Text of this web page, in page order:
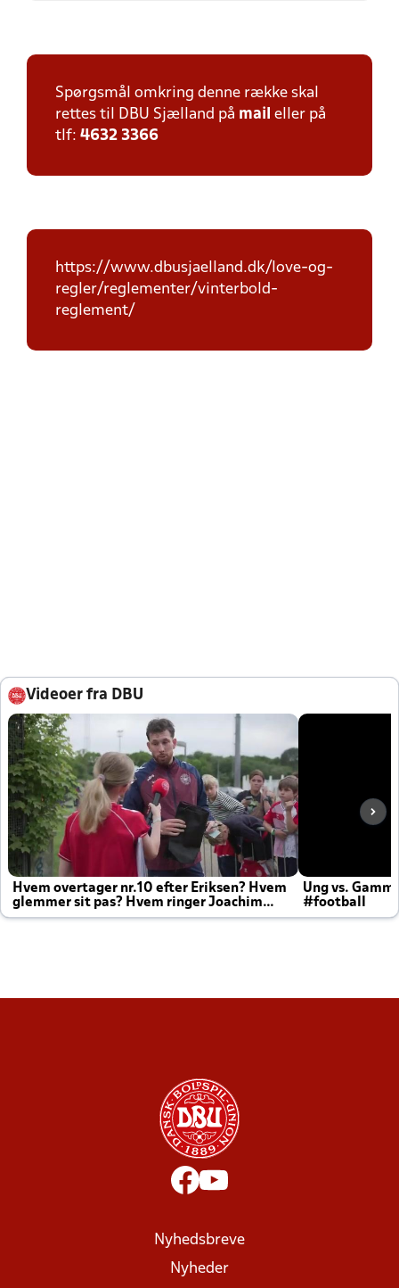
Spørgsmål omkring denne række skal
rettes til DBU Sjælland på mail eller på
tlf: 4632 3366
https://www.dbusjaelland.dk/love-og-
regler/reglementer/vinterbold-
reglement/
Videoer fra DBU
Hvem overtager nr.10 efter Eriksen? Hvem
glemmer sit pas? Hvem ringer Joachim
altid til efter kampe?
Ung vs.
#football
Nyhedsbreve
Nyheder